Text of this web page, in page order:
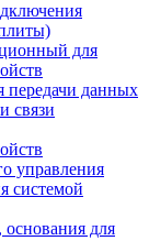
для
передачи данных
связи
управления
системой
для